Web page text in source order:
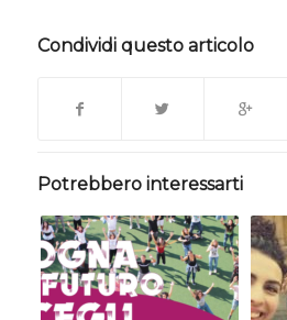
Condividi questo articolo
Potrebbero interessarti